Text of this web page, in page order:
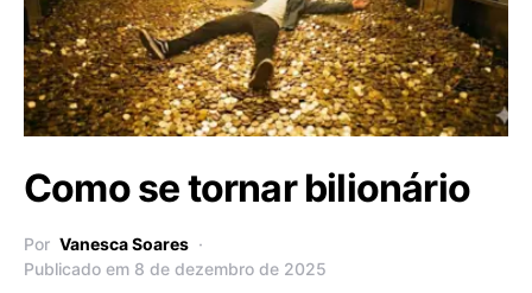
Como se tornar bilionário
Por Vanesca Soares
Publicado em 8 de dezembro de 2025